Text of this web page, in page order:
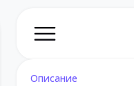
Описание